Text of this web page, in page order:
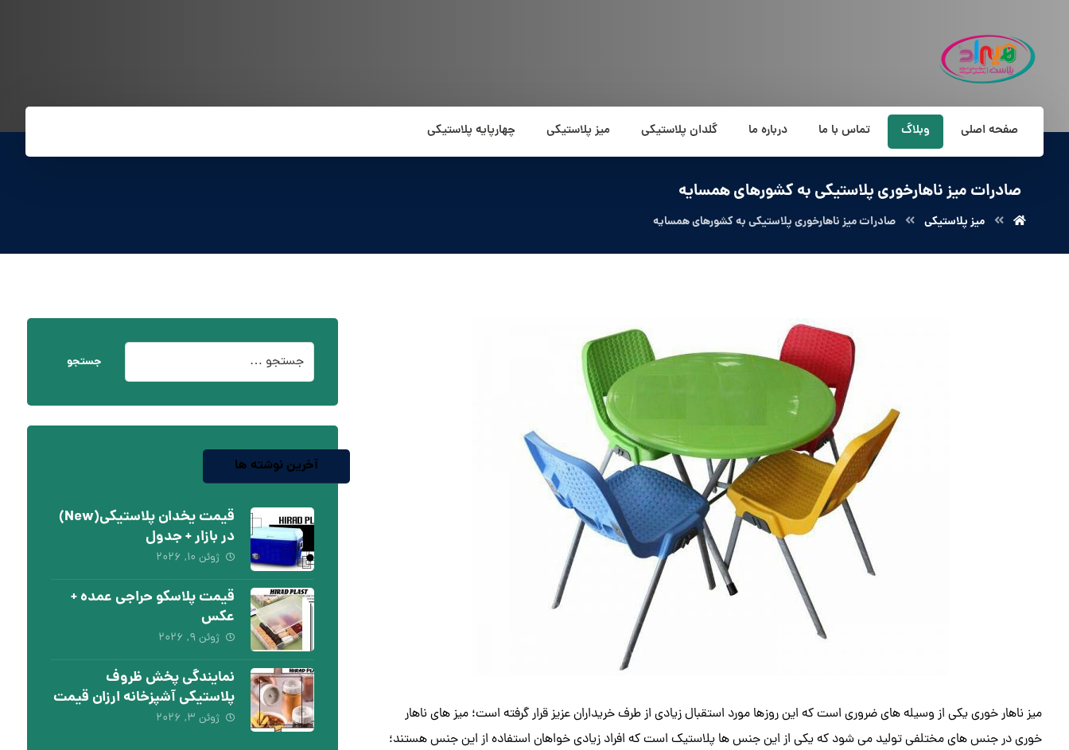
صفحه اصلی وبلاگ تماس با ما درباره ما گلدان پلاستیکی میز پلاستیکی چهارپایه پلاستیکی
صادرات میز ناهارخوری پلاستیکی به کشورهای همسایه
میز پلاستیکی صادرات میز ناهارخوری پلاستیکی به کشورهای همسایه
میز ناهار خوری یکی از وسیله های ضروری است که این روزها مورد استقبال زیادی از طرف خریداران عزیز قرار گرفته است؛ میز های ناهار
خوری در جنس های مختلفی تولید می شود که یکی از این جنس ها پلاستیک است که افراد زیادی خواهان استفاده از این جنس هستند؛
جستجو
آخرین نوشته ها
قیمت یخدان پلاستیکی(New)
در بازار + جدول
ژوئن ۱۰, ۲۰۲۶
قیمت پلاسکو حراجی عمده +
عکس
ژوئن ۹, ۲۰۲۶
نمایندگی پخش ظروف
پلاستیکی آشپزخانه ارزان قیمت
ژوئن ۳, ۲۰۲۶